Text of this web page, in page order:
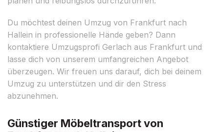
Du möchtest deinen Umzug von Frankfurt nach
Hallein in professionelle Hände geben? Dann
kontaktiere Umzugsprofi Gerlach aus Frankfurt und
lasse dich von unserem umfangreichen Angebot
überzeugen. Wir freuen uns darauf, dich bei deinem
Umzug zu unterstützen und dir den Stress
abzunehmen.
Günstiger Möbeltransport von